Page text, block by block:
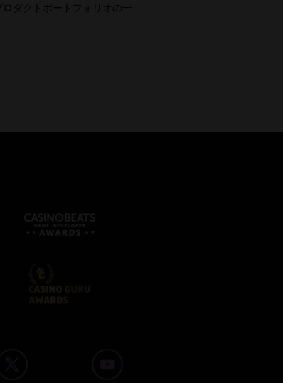
ダクトポートフォリオの一